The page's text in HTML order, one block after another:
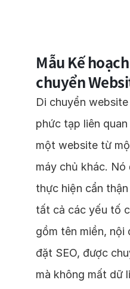
Mẫu Kế
chuyển
Di chuyển
phức tạp liên
một website từ
máy chủ khác.
thực hiện cẩn
tất cả các yếu tố
gồm tên miền, nội
đặt SEO, được
mà không mất dữ